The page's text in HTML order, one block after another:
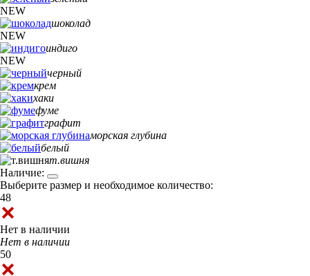
NEW
шоколад
NEW
индиго
NEW
черный
крем
хаки
фуме
графит
морская глубина
белый
т.вишня
Наличие:
Выберите размер и необходимое количество:
48
Нет в наличии
Нет в наличии
50